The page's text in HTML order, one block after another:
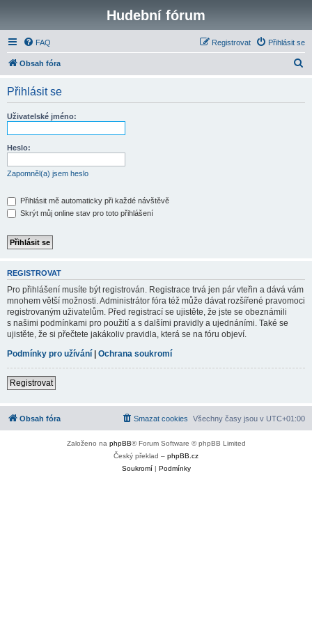
Hudební fórum
FAQ Přihlásit se
Registrovat
Obsah fóra
Přihlásit se
Uživatelské jméno:
Heslo:
Zapomněl(a) jsem heslo
Přihlásit mě automaticky při každé návštěvě
Skrýt můj online stav pro toto přihlášení
REGISTROVAT
Pro přihlášení musíte být registrován. Registrace trvá jen pár vteřin a dává vám
mnohem větší možnosti. Administrátor fóra též může dávat rozšířené pravomoci
registrovaným uživatelům. Před registrací se ujistěte, že jste se obeznámili
s našimi podmínkami pro použití a s dalšími pravidly a ujednáními. Také se
ujistěte, že si přečtete jakákoliv pravidla, která se na fóru objeví.
Podmínky pro užívání | Ochrana soukromí
Registrovat
Obsah fóra Všechny časy jsou v UTC+01:00
Smazat cookies
Založeno na phpBB® Forum Software © phpBB Limited
Český překlad – phpBB.cz
Soukromí| Podmínky